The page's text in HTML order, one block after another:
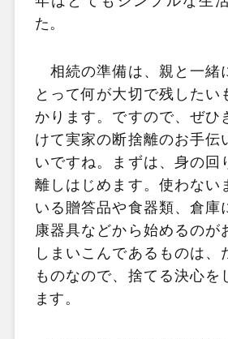
た。
相続の準備は、親と一緒
とって何が大切で残したい
かります。ですので、ぜひ
けて実家の断捨離のお手伝
いですね。まずは、身の回
離しはじめます。使わない
いる贈答品や食器類、倉庫
康器具などから始めるのが
しまいこんであるものは、
ものなので、捨てる決心を
ます。